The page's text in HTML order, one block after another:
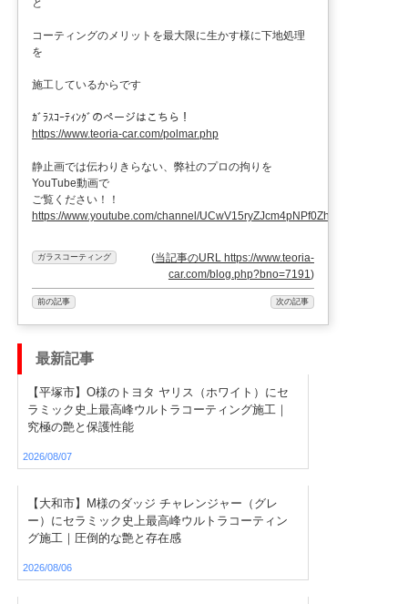
と
コーティングのメリットを最大限に生かす様に下地処理
を
施工しているからです
ｶﾞﾗｽｺｰﾃｨﾝｸﾞのページはこちら！
https://www.teoria-car.com/polmar.php
静止画では伝わりきらない、弊社のプロの拘りを
YouTube動画で
ご覧ください！！
https://www.youtube.com/channel/UCwV15ryZJcm4pNPf0ZhXu9g
ガラスコーティング (当記事のURL https://www.teoria-
car.com/blog.php?bno=7191)
前の記事 次の記事
最新記事
【平塚市】O様のトヨタ ヤリス（ホワイト）にセ
ラミック史上最高峰ウルトラコーティング施工｜
究極の艶と保護性能
2026/08/07
【大和市】M様のダッジ チャレンジャー（グレ
ー）にセラミック史上最高峰ウルトラコーティン
グ施工｜圧倒的な艶と存在感
2026/08/06